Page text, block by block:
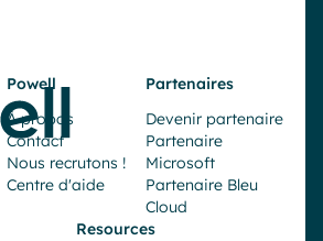
Powell
À propos
Contact
Nous recrutons !
Centre d'aide
Partenaires
Devenir partenaire
Partenaire
Microsoft
Partenaire Bleu
Cloud
Resources